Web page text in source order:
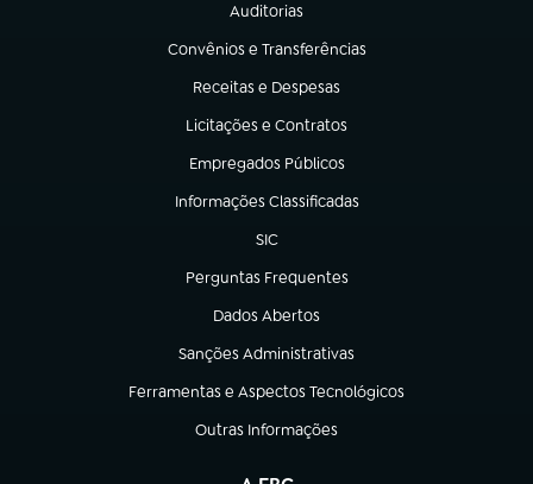
Auditorias
(abre em nova aba)
Convênios e Transferências
(abre em nova aba)
Receitas e Despesas
(abre em nova aba)
Licitações e Contratos
(abre em nova aba)
Empregados Públicos
(abre em nova aba)
Informações Classificadas
(abre em nova aba)
SIC
(abre em nova aba)
Perguntas Frequentes
(abre em nova aba)
Dados Abertos
(abre em nova aba)
Sanções Administrativas
(abre em nova aba)
Ferramentas e Aspectos Tecnológicos
(abre em nova aba)
Outras Informações
(abre em nova aba)